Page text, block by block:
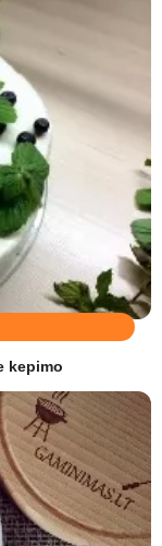
kepimo